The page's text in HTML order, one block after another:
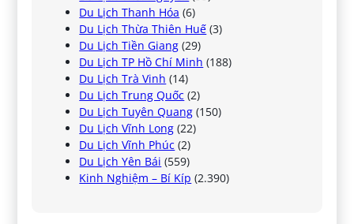
Du Lịch Thanh Hóa (6)
Du Lịch Thừa Thiên Huế (3)
Du Lịch Tiền Giang (29)
Du Lịch TP Hồ Chí Minh (188)
Du Lịch Trà Vinh (14)
Du Lịch Trung Quốc (2)
Du Lịch Tuyên Quang (150)
Du Lịch Vĩnh Long (22)
Du Lịch Vĩnh Phúc (2)
Du Lịch Yên Bái (559)
Kinh Nghiệm – Bí Kíp (2.390)